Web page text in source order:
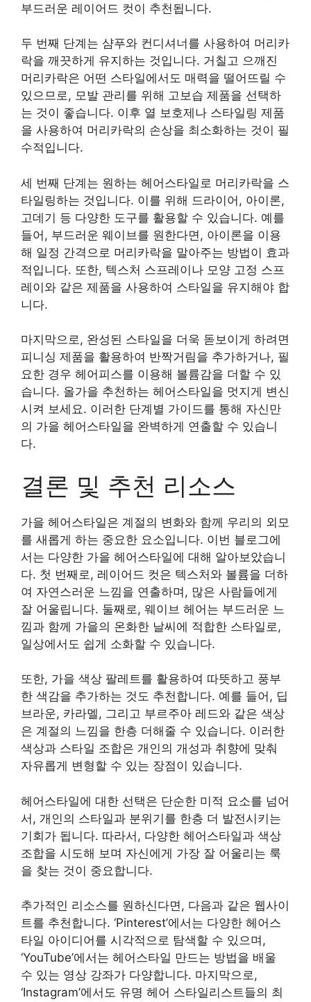
부드러운 레이어드 컷이 추천됩니다.
두 번째 단계는 샴푸와 컨디셔너를 사용하여 머리카
락을 깨끗하게 유지하는 것입니다. 거칠고 으깨진
머리카락은 어떤 스타일에서도 매력을 떨어뜨릴 수
있으므로, 모발 관리를 위해 고보습 제품을 선택하
는 것이 좋습니다. 이후 열 보호제나 스타일링 제품
을 사용하여 머리카락의 손상을 최소화하는 것이 필
수적입니다.
세 번째 단계는 원하는 헤어스타일로 머리카락을 스
타일링하는 것입니다. 이를 위해 드라이어, 아이론,
고데기 등 다양한 도구를 활용할 수 있습니다. 예를
들어, 부드러운 웨이브를 원한다면, 아이론을 이용
해 일정 간격으로 머리카락을 말아주는 방법이 효과
적입니다. 또한, 텍스처 스프레이나 모양 고정 스프
레이와 같은 제품을 사용하여 스타일을 유지해야 합
니다.
마지막으로, 완성된 스타일을 더욱 돋보이게 하려면
피니싱 제품을 활용하여 반짝거림을 추가하거나, 필
요한 경우 헤어피스를 이용해 볼륨감을 더할 수 있
습니다. 올가을 추천하는 헤어스타일을 멋지게 변신
시켜 보세요. 이러한 단계별 가이드를 통해 자신만
의 가을 헤어스타일을 완벽하게 연출할 수 있습니
다.
결론 및 추천 리소스
가을 헤어스타일은 계절의 변화와 함께 우리의 외모
를 새롭게 하는 중요한 요소입니다. 이번 블로그에
서는 다양한 가을 헤어스타일에 대해 알아보았습니
다. 첫 번째로, 레이어드 컷은 텍스처와 볼륨을 더하
여 자연스러운 느낌을 연출하며, 많은 사람들에게
잘 어울립니다. 둘째로, 웨이브 헤어는 부드러운 느
낌과 함께 가을의 온화한 날씨에 적합한 스타일로,
일상에서도 쉽게 소화할 수 있습니다.
또한, 가을 색상 팔레트를 활용하여 따뜻하고 풍부
한 색감을 추가하는 것도 추천합니다. 예를 들어, 딥
브라운, 카라멜, 그리고 부르주아 레드와 같은 색상
은 계절의 느낌을 한층 더해줄 수 있습니다. 이러한
색상과 스타일 조합은 개인의 개성과 취향에 맞춰
자유롭게 변형할 수 있는 장점이 있습니다.
헤어스타일에 대한 선택은 단순한 미적 요소를 넘어
서, 개인의 스타일과 분위기를 한층 더 발전시키는
기회가 됩니다. 따라서, 다양한 헤어스타일과 색상
조합을 시도해 보며 자신에게 가장 잘 어울리는 룩
을 찾는 것이 중요합니다.
추가적인 리소스를 원하신다면, 다음과 같은 웹사이
트를 추천합니다. ‘Pinterest’에서는 다양한 헤어스
타일 아이디어를 시각적으로 탐색할 수 있으며,
‘YouTube’에서는 헤어스타일 만드는 방법을 배울
수 있는 영상 강좌가 다양합니다. 마지막으로,
‘Instagram’에서도 유명 헤어 스타일리스트들의 최